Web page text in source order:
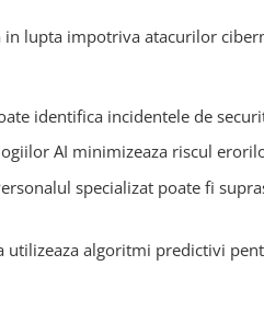
lupta impotriva atacurilor
identifica incidentele de
AI minimizeaza riscul
specializat poate fi
utilizeaza algoritmi predictivi